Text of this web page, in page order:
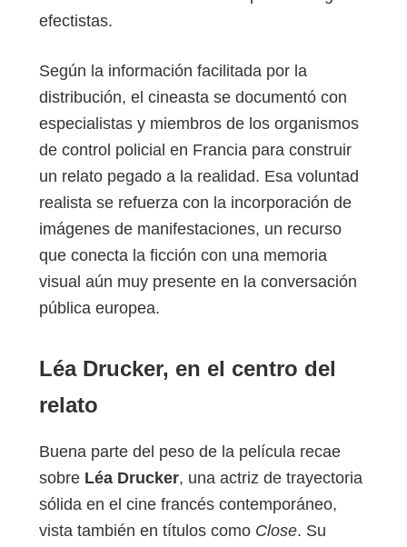
efectistas.
Según la información facilitada por la
distribución, el cineasta se documentó con
especialistas y miembros de los organismos
de control policial en Francia para construir
un relato pegado a la realidad. Esa voluntad
realista se refuerza con la incorporación de
imágenes de manifestaciones, un recurso
que conecta la ficción con una memoria
visual aún muy presente en la conversación
pública europea.
Léa Drucker, en el centro del
relato
Buena parte del peso de la película recae
sobre Léa Drucker, una actriz de trayectoria
sólida en el cine francés contemporáneo,
vista también en títulos como Close. Su